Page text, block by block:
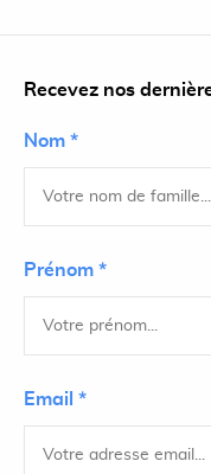
Recevez nos
Nom *
Prénom *
Email *